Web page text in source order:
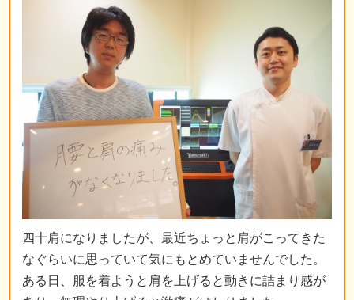
四十肩になりましたが、最近ちょっと肩がこってきた
なぐらいに思っていて気にもとめていませんでした。
ある日、服を着ようと肩を上げると動きに詰まり感が